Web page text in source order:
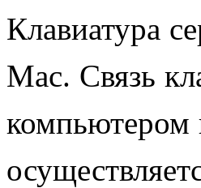
Клавиатура
Mac. Связь
компьютером